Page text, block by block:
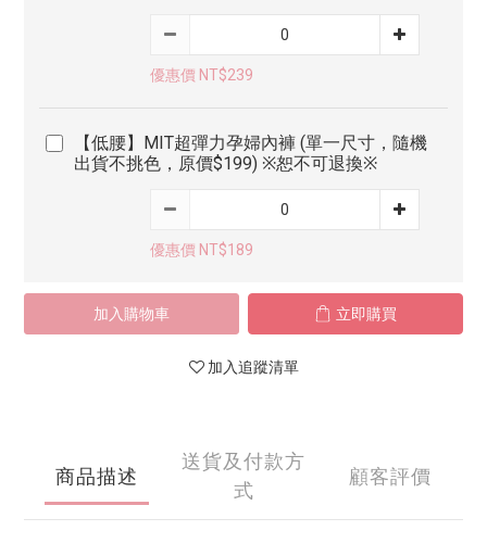
優惠價 NT$239
【低腰】MIT超彈力孕婦內褲 (單一尺寸，隨機
出貨不挑色，原價$199) ※恕不可退換※
優惠價 NT$189
加入購物車 立即購買
加入追蹤清單
商品描述
送貨及付款方
式
顧客評價